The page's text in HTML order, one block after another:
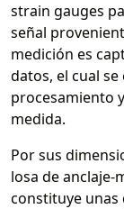
strain gauges
señal
medición es
datos, el cual
procesamiento
medida.
Por sus
losa de anclaje-
constituye unas